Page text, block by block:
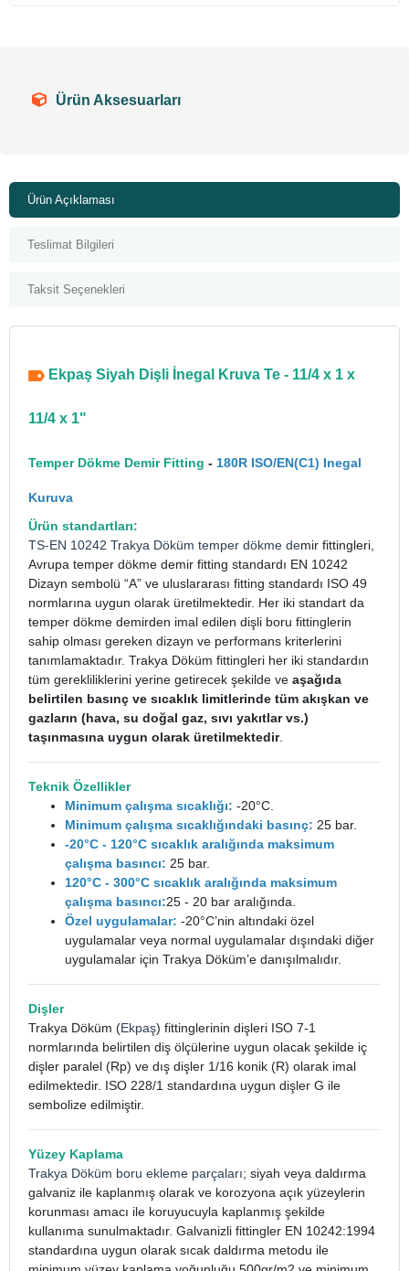
Ürün Aksesuarları
Ürün Açıklaması
Teslimat Bilgileri
Taksit Seçenekleri
Ekpaş Siyah Dişli İnegal Kruva Te - 11/4 x 1 x
11/4 x 1"
Temper Dökme Demir Fitting - 180R ISO/EN(C1) Inegal
Kuruva
Ürün standartları:
TS-EN 10242 Trakya Döküm temper dökme demir fittingleri,
Avrupa temper dökme demir fitting standardı EN 10242
Dizayn sembolü “A” ve uluslararası fitting standardı ISO 49
normlarına uygun olarak üretilmektedir. Her iki standart da
temper dökme demirden imal edilen dişli boru fittinglerin
sahip olması gereken dizayn ve performans kriterlerini
tanımlamaktadır. Trakya Döküm fittingleri her iki standardın
tüm gerekliliklerini yerine getirecek şekilde ve aşağıda
belirtilen basınç ve sıcaklık limitlerinde tüm akışkan ve
gazların (hava, su doğal gaz, sıvı yakıtlar vs.)
taşınmasına uygun olarak üretilmektedir.
Teknik Özellikler
Minimum çalışma sıcaklığı: -20°C.
Minimum çalışma sıcaklığındaki basınç: 25 bar.
-20°C - 120°C sıcaklık aralığında maksimum
çalışma basıncı: 25 bar.
120°C - 300°C sıcaklık aralığında maksimum
çalışma basıncı:25 - 20 bar aralığında.
Özel uygulamalar: -20°C’nin altındaki özel
uygulamalar veya normal uygulamalar dışındaki diğer
uygulamalar için Trakya Döküm’e danışılmalıdır.
Dişler
Trakya Döküm (Ekpaş) fittinglerinin dişleri ISO 7-1
normlarında belirtilen diş ölçülerine uygun olacak şekilde iç
dişler paralel (Rp) ve dış dişler 1/16 konik (R) olarak imal
edilmektedir. ISO 228/1 standardına uygun dişler G ile
sembolize edilmiştir.
Yüzey Kaplama
Trakya Döküm boru ekleme parçaları; siyah veya daldırma
galvaniz ile kaplanmış olarak ve korozyona açık yüzeylerin
korunması amacı ile koruyucuyla kaplanmış şekilde
kullanıma sunulmaktadır. Galvanizli fittingler EN 10242:1994
standardına uygun olarak sıcak daldırma metodu ile